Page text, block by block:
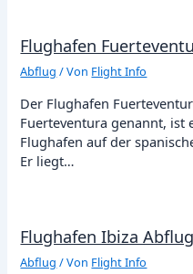
Flughafen
Abflug / Von Flight Info
Der Flughafen
Fuerteventura genannt,
Flughafen auf der
Er liegt…
Flughafen Ibiza
Abflug / Von Flight Info